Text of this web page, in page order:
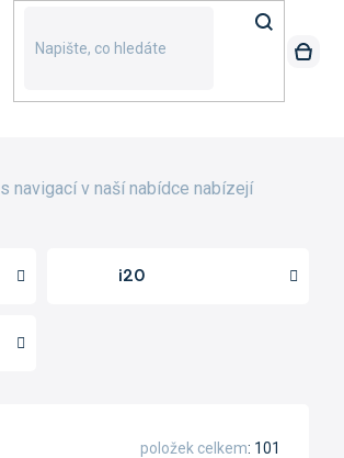
navigací v naší nabídce nabízejí
i20
101
položek celkem